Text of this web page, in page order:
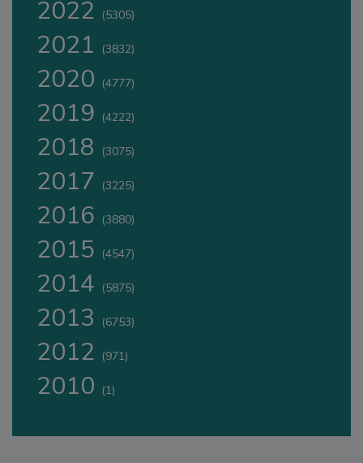
2022 (5305)
2021 (3832)
2020 (4777)
2019 (4222)
2018 (3075)
2017 (3225)
2016 (3880)
2015 (4547)
2014 (5875)
2013 (6753)
2012 (971)
2010 (1)